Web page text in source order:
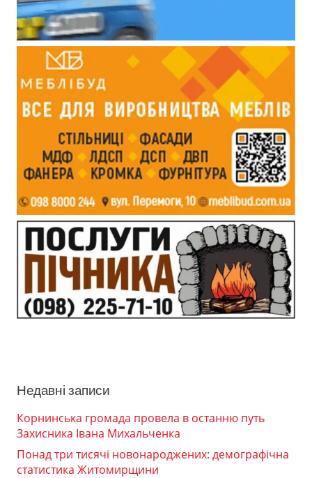
Недавні записи
Корнинська громада провела в останню путь
Захисника Івана Михальченка
Понад три тисячі новонароджених: демографічна
статистика Житомирщини